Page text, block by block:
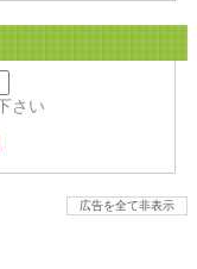
さい
広告を全て非表示